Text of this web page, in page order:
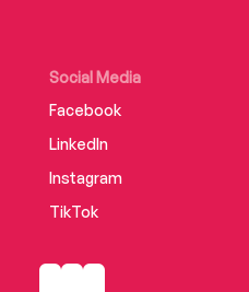
Social Media
Facebook
LinkedIn
Instagram
TikTok